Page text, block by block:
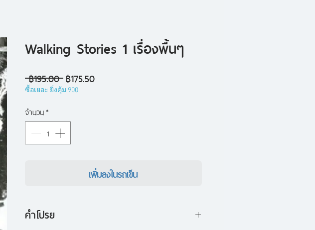
Walking Stories 1 เรื่องพื้นๆ
฿195.00 ราคา
ปกติ
฿175.50ราคา
ซื้อเยอะ ยิ่งคุ้ม 900
จำนวน*
เพิ่มลงในรถเข็น
คำโปรย